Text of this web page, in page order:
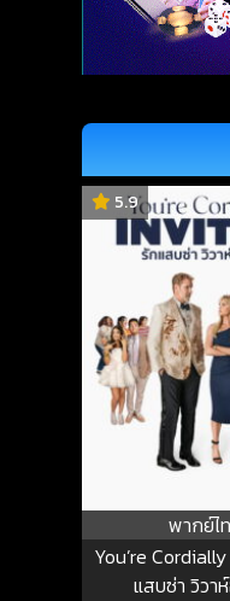
5.9
พากย์ไ
You’re
แสบซ่า วิวา